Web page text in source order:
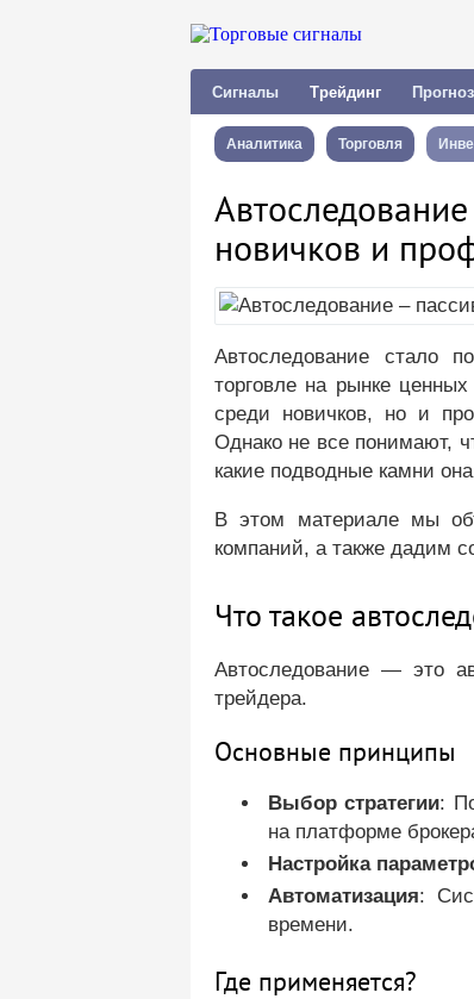
Сигналы Трейдинг
Аналитика Торговля
новичков и
Автоследование стало
торговле на рынке
среди новичков, но и
Однако не все понимают,
какие подводные камни
В этом материале мы
компаний, а также дадим
Что такое
Автоследование — это
трейдера.
Основные принципы
Выбор стратегии:
на платформе
Настройка
Автоматизация:
времени.
Где применяется?